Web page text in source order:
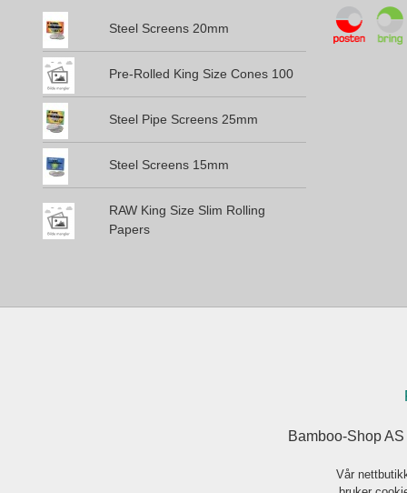
Steel Screens 20mm
Pre-Rolled King Size Cones 100
Steel Pipe Screens 25mm
Steel Screens 15mm
RAW King Size Slim Rolling
Papers
Bamboo-Shop
Vår